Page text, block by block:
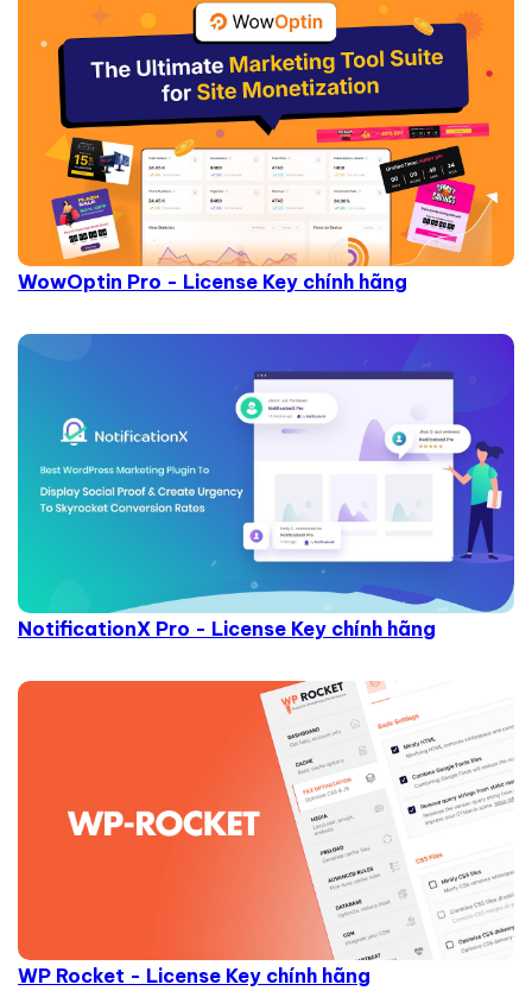
WowOptin Pro - License Key chính hãng
NotificationX Pro - License Key chính hãng
WP Rocket - License Key chính hãng